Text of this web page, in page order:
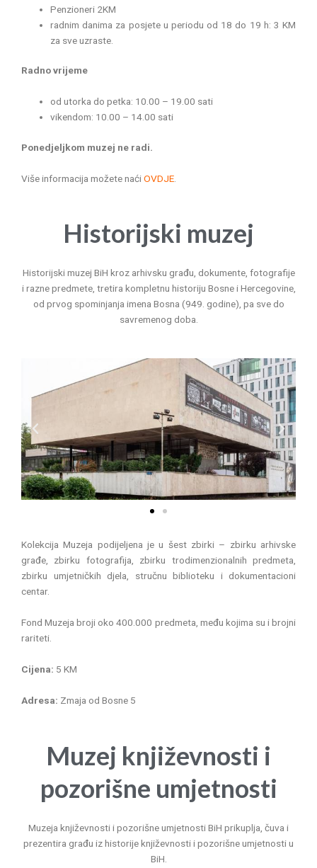
Penzioneri 2KM
radnim danima za posjete u periodu od 18 do 19 h: 3 KM
za sve uzraste.
Radno vrijeme
od utorka do petka: 10.00 – 19.00 sati
vikendom: 10.00 – 14.00 sati
Ponedjeljkom muzej ne radi.
Više informacija možete naćiOVDJE
Historijski muzej
Historijski muzej BiH kroz arhivsku građu, dokumente, fotografije
i razne predmete, tretira kompletnu historiju Bosne i Hercegovine,
od prvog spominjanja imena Bosna (949. godine), pa sve do
savremenog doba.
P
r
e
v
i
s
N
e
x
t
Kolekcija Muzeja podijeljena je u šest zbirki – zbirku arhivske
građe, zbirku fotografija, zbirku trodimenzionalnih predmeta,
zbirku umjetničkih djela, stručnu biblioteku i dokumentacioni
centar.
Fond Muzeja broji oko 400.000 predmeta, među kojima su i brojni
rariteti.
Cijena: 5 KM
Adresa: Zmaja od Bosne 5
Muzej književnosti i
pozorišne umjetnosti
Muzeja književnosti i pozorišne umjetnosti BiH prikuplja, čuva i
prezentira građu iz historije književnosti i pozorišne umjetnosti u
BiH.